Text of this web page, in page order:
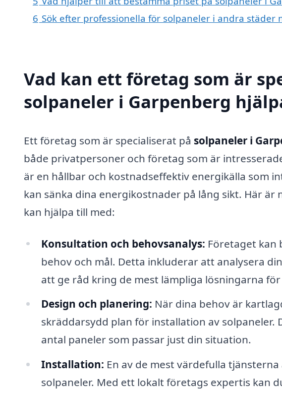
6 Sök efter professionella för solpaneler i andra städer
Vad kan ett företag som är
solpaneler i Garpenberg
Ett företag som är specialiserat på solpaneler i
både privatpersoner och företag som är
är en hållbar och kostnadseffektiv energikälla som
kan sänka dina energikostnader på lång sikt. Här
kan hjälpa till med:
Konsultation och behovsanalys: Företaget kan
behov och mål. Detta inkluderar att analysera
att ge råd kring de mest lämpliga lösningarna
Design och planering: När dina behov är
skräddarsydd plan för installation av
antal paneler som passar just din situation.
Installation: En av de mest värdefulla
solpaneler. Med ett lokalt företags expertis kan